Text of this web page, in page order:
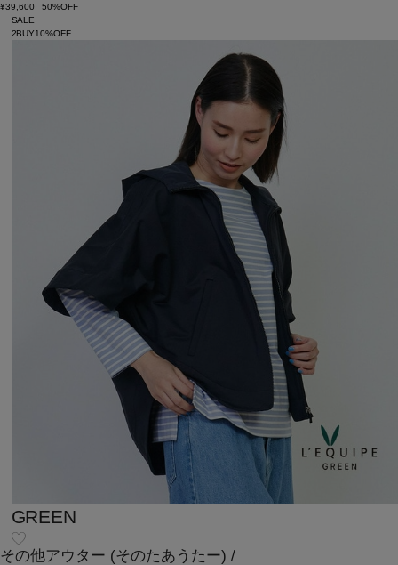
¥39,600
50%OFF
SALE
2BUY10%OFF
GREEN
その他アウター (そのたあうたー) /